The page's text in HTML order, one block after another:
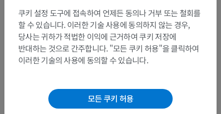
해부학적 계층
인체 해부학 2
인체 해부학 1
쿠키 설정 도구에 접속하여 언제든 동의나 거부 또는 철회를
할 수 있습니다. 이러한 기술 사용에 동의하지 않는 경우,
당사는 귀하가 적법한 이익에 근거하여 쿠키 저장에
반대하는 것으로 간주합니다. "모든 쿠키 허용"을 클릭하여
이러한 기술의 사용에 동의할 수 있습니다.
모든 쿠키 허용